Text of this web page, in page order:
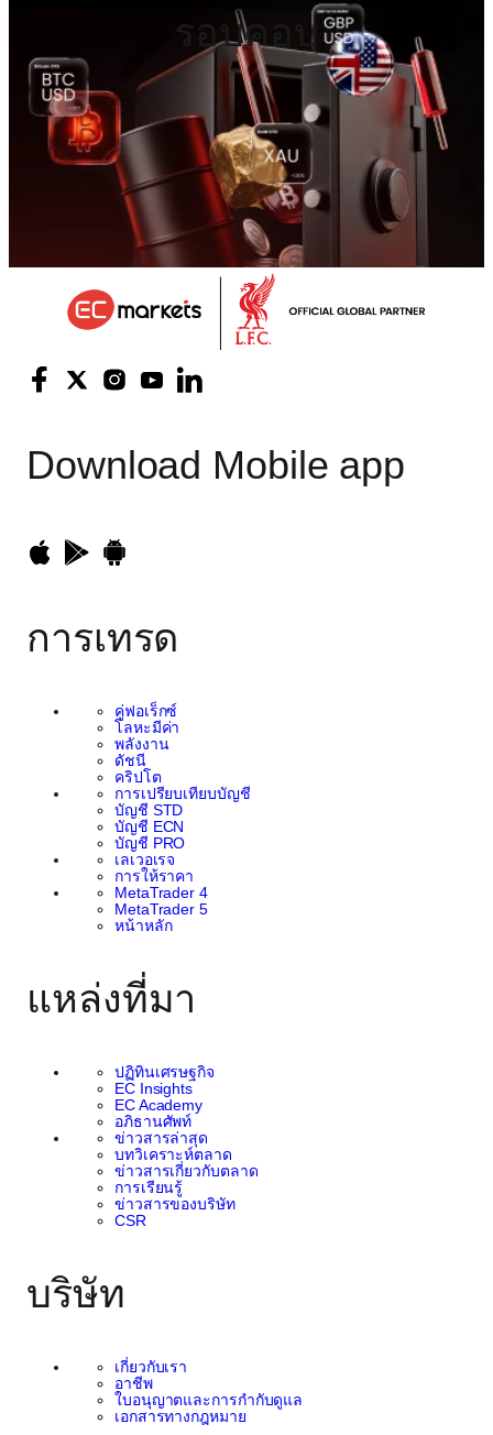
รอบคอบ
Download Mobile app
การเทรด
คู่ฟอเร็กซ์
โลหะมีค่า
พลังงาน
ดัชนี
คริปโต
การเปรียบเทียบบัญชี
บัญชี STD
บัญชี ECN
บัญชี PRO
เลเวอเรจ
การให้ราคา
MetaTrader 4
MetaTrader 5
หน้าหลัก
แหล่งที่มา
ปฏิทินเศรษฐกิจ
EC Insights
EC Academy
อภิธานศัพท์
ข่าวสารล่าสุด
บทวิเคราะห์ตลาด
ข่าวสารเกี่ยวกับตลาด
การเรียนรู้
ข่าวสารของบริษัท
CSR
บริษัท
เกี่ยวกับเรา
อาชีพ
ใบอนุญาตและการกำกับดูแล
เอกสารทางกฎหมาย